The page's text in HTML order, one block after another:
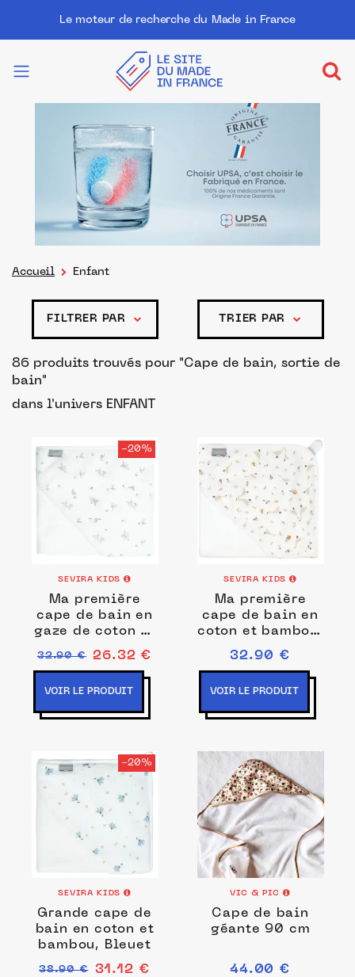
Le moteur de recherche du Made in France
Accueil Enfant
FILTRER PAR TRIER PAR
86 produits trouvés pour "Cape de bain, sortie de
bain"
dans l'univers ENFANT
-20%
SEVIRA KIDS
Ma première
cape de bain en
gaze de coton et
bambou, Melody
32.90 € 26.32 €
VOIR LE PRODUIT
SEVIRA KIDS
Ma première
cape de bain en
coton et bambou,
Sidonia
32.90 €
VOIR LE PRODUIT
-20%
SEVIRA KIDS
Grande cape de
bain en coton et
bambou, Bleuet
38.90 € 31.12 €
VIC & PIC
Cape de bain
géante 90 cm
44.00 €